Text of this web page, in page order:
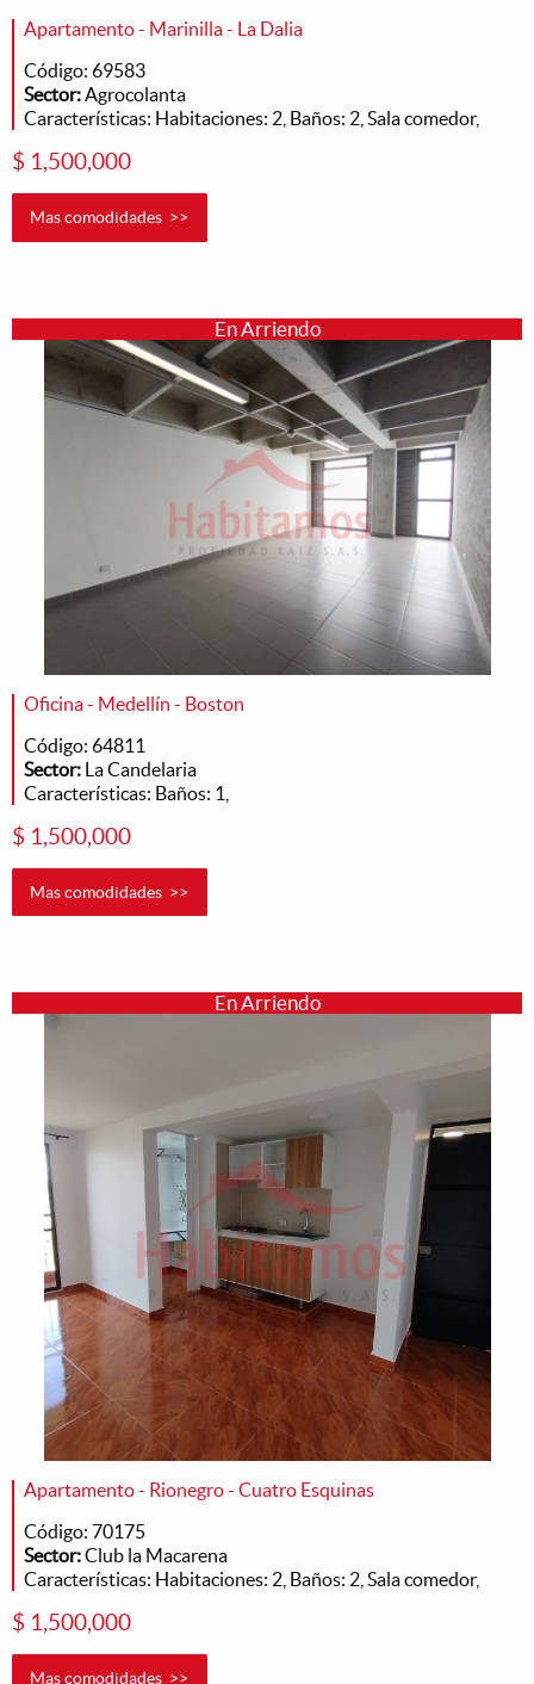
Apartamento - Marinilla - La Dalia
Código: 69583
Sector:Agrocolanta
Características: Habitaciones: 2, Baños: 2, Sala comedor,
$ 1,500,000
Mas comodidades >>
En Arriendo
Oficina - Medellín - Boston
Código: 64811
Sector: La Candelaria
Características: Baños: 1,
$ 1,500,000
Mas comodidades >>
En Arriendo
Apartamento - Rionegro - Cuatro Esquinas
Código: 70175
Sector:Club la Macarena
Características: Habitaciones: 2, Baños: 2, Sala comedor,
$ 1,500,000
Mas comodidades >>